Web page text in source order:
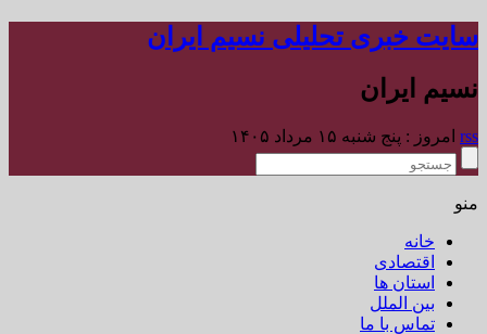
سایت خبری تحلیلی نسیم ایران
نسیم ایران
rss امروز : پنج شنبه ۱۵ مرداد ۱۴۰۵
منو
خانه
اقتصادی
استان ها
بین الملل
تماس با ما